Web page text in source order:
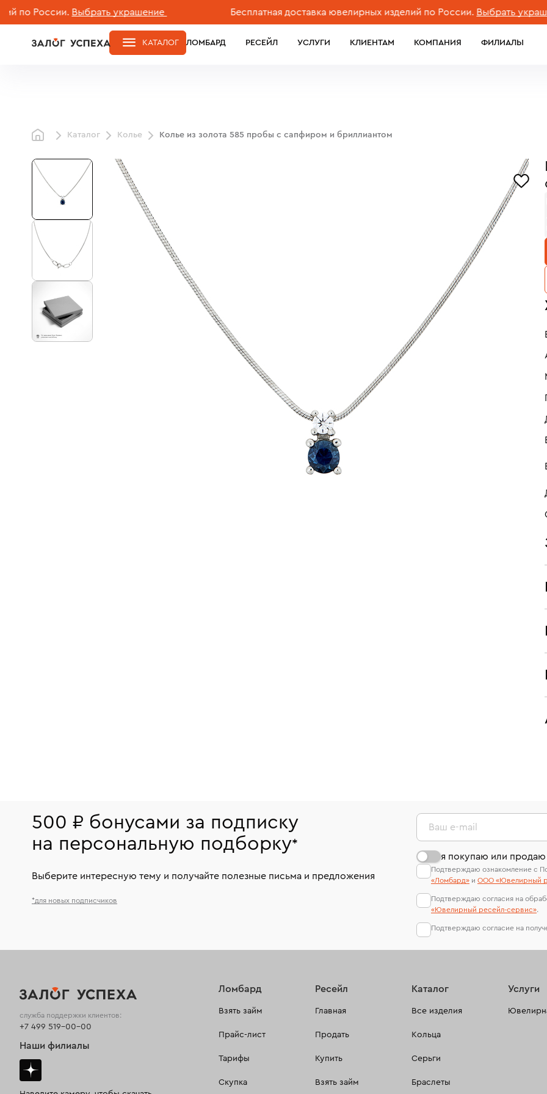
России. Выбрать украшение Бесплатная доставка ювелирных изделий по России. Выбрать
ЛОМБАРД РЕСЕЙЛ УСЛУГИ КЛИЕНТАМ КОМПАНИЯ ФИЛИАЛЫ
КАТАЛОГ
Каталог Колье Колье из золота 585 пробы с сапфиром и бриллиантом
500 ₽ бонусами за подписку
на персональную подборку*
Выберите интересную тему и получайте полезные письма и предложения
*для новых подписчиков
Ваш e-mail
я покупаю или
Подтверждаю ознакомление с
«Ломбард» и ООО «Ювелирный
Подтверждаю согласия на
«Ювелирный ресейл-сервиc».
Подтверждаю согласие на
Ломбард
Взять займ
Прайс-лист
Тарифы
Скупка
Ресейл
Главная
Продать
Купить
Взять займ
Каталог
Все изделия
Кольца
Серьги
Браслеты
Услуги
служба поддержки клиентов:
+7 499 519-00-00
Наши филиалы